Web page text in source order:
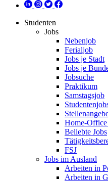
Studenten
Jobs
Nebenjob
Ferialjob
Jobs je Stadt
Jobs je
Jobsuche
Praktikum
Samstagsjob
Home-Office
Beliebte Jobs
FSJ
Jobs im Ausland
Arbeiten in
Arbeiten in